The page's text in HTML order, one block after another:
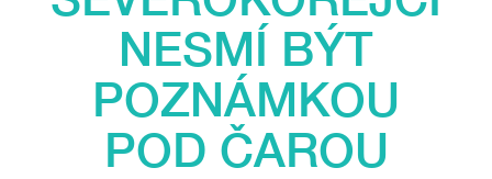
NESMÍ BÝT
POZNÁMKOU
POD ČAROU